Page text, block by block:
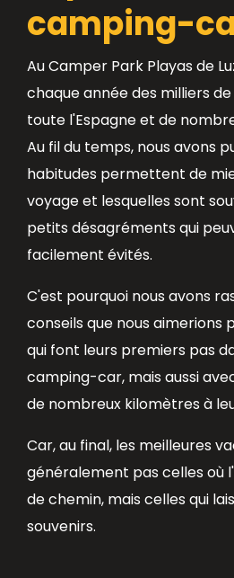
camping-
Au Camper Park Playas de
chaque année des milliers
toute l'Espagne et de
Au fil du temps, nous avons
habitudes permettent de
voyage et lesquelles sont
petits désagréments qui
facilement évités.
C'est pourquoi nous avons
conseils que nous aimerions
qui font leurs premiers pas
camping-car, mais aussi
de nombreux kilomètres à
Car, au final, les meilleures
généralement pas celles où
de chemin, mais celles qui
souvenirs.